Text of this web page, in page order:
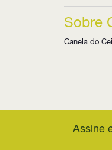
Sobre
Canela do
Assine